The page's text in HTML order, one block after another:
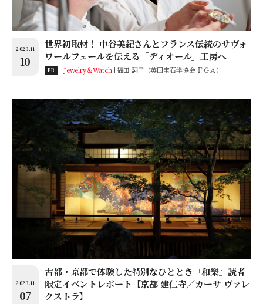
2023.11
10
世界初取材！ 中谷美紀さんとフランス伝統のサヴォ
ワールフェールを伝える「ディオール」工房へ
PR Jewelry＆Watch 福田 詞子（英国宝石学協会 ＦＧＡ）
2023.11
07
古都・京都で体験した特別なひととき『和樂』読者
限定イベントレポート【京都 建仁寺／カーサ ヴァレ
クストラ】